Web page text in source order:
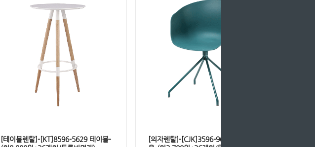
[테이블렌탈]-[KT]8596-5629 테이블-
[의자렌탈]-[CJK]3596-9632 의자1인